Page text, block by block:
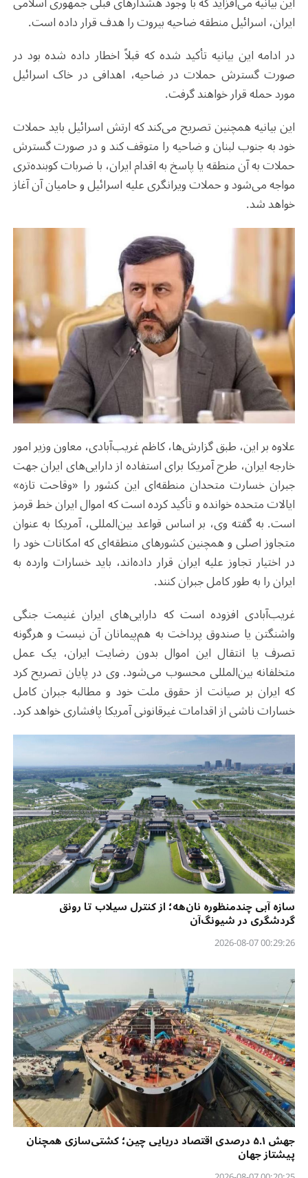
ایران، اسرائیل منطقه ضاحیه بیروت را هدف قرار داده است.
در ادامه این بیانیه تأکید شده که قبلاً اخطار داده شده بود در
صورت گسترش حملات در ضاحیه، اهدافی در خاک اسرائیل
مورد حمله قرار خواهند گرفت.
این بیانیه همچنین تصریح می‌کند که ارتش اسرائیل باید حملات
خود به جنوب لبنان و ضاحیه را متوقف کند و در صورت گسترش
حملات به آن منطقه یا پاسخ به اقدام ایران، با ضربات کوبنده‌تری
مواجه می‌شود و حملات ویرانگری علیه اسرائیل و حامیان آن آغاز
خواهد شد.
علاوه بر این، طبق گزارش‌ها، کاظم غریب‌آبادی، معاون وزیر امور
خارجه ایران، طرح آمریکا برای استفاده از دارایی‌های ایران جهت
جبران خسارت متحدان منطقه‌ای این کشور را «وقاحت تازه»
ایالات متحده خوانده و تأکید کرده است که اموال ایران خط قرمز
است. به گفته وی، بر اساس قواعد بین‌المللی، آمریکا به عنوان
متجاوز اصلی و همچنین کشورهای منطقه‌ای که امکانات خود را
در اختیار تجاوز علیه ایران قرار داده‌اند، باید خسارات وارده به
ایران را به طور کامل جبران کنند.
غریب‌آبادی افزوده است که دارایی‌های ایران غنیمت جنگی
واشنگتن یا صندوق پرداخت به هم‌پیمانان آن نیست و هرگونه
تصرف یا انتقال این اموال بدون رضایت ایران، یک عمل
متخلفانه بین‌المللی محسوب می‌شود. وی در پایان تصریح کرد
که ایران بر صیانت از حقوق ملت خود و مطالبه جبران کامل
خسارات ناشی از اقدامات غیرقانونی آمریکا پافشاری خواهد کرد.
سازه آبی چندمنظوره نان‌هه؛ از کنترل سیلاب تا رونق
گردشگری در شیونگ‌آن
00:29:26 2026-08-07
جهش ۵.۱ درصدی اقتصاد دریایی چین؛ کشتی‌سازی همچنان
پیشتاز جهان